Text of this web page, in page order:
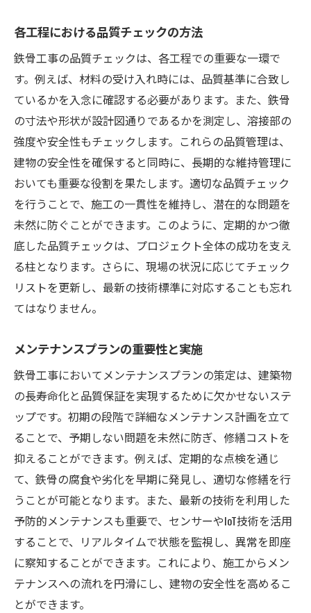
各工程における品質チェックの方法
鉄骨工事の品質チェックは、各工程での重要な一環で
す。例えば、材料の受け入れ時には、品質基準に合致し
ているかを入念に確認する必要があります。また、鉄骨
の寸法や形状が設計図通りであるかを測定し、溶接部の
強度や安全性もチェックします。これらの品質管理は、
建物の安全性を確保すると同時に、長期的な維持管理に
おいても重要な役割を果たします。適切な品質チェック
を行うことで、施工の一貫性を維持し、潜在的な問題を
未然に防ぐことができます。このように、定期的かつ徹
底した品質チェックは、プロジェクト全体の成功を支え
る柱となります。さらに、現場の状況に応じてチェック
リストを更新し、最新の技術標準に対応することも忘れ
てはなりません。
メンテナンスプランの重要性と実施
鉄骨工事においてメンテナンスプランの策定は、建築物
の長寿命化と品質保証を実現するために欠かせないステ
ップです。初期の段階で詳細なメンテナンス計画を立て
ることで、予期しない問題を未然に防ぎ、修繕コストを
抑えることができます。例えば、定期的な点検を通じ
て、鉄骨の腐食や劣化を早期に発見し、適切な修繕を行
うことが可能となります。また、最新の技術を利用した
予防的メンテナンスも重要で、センサーやIoT技術を活用
することで、リアルタイムで状態を監視し、異常を即座
に察知することができます。これにより、施工からメン
テナンスへの流れを円滑にし、建物の安全性を高めるこ
とができます。